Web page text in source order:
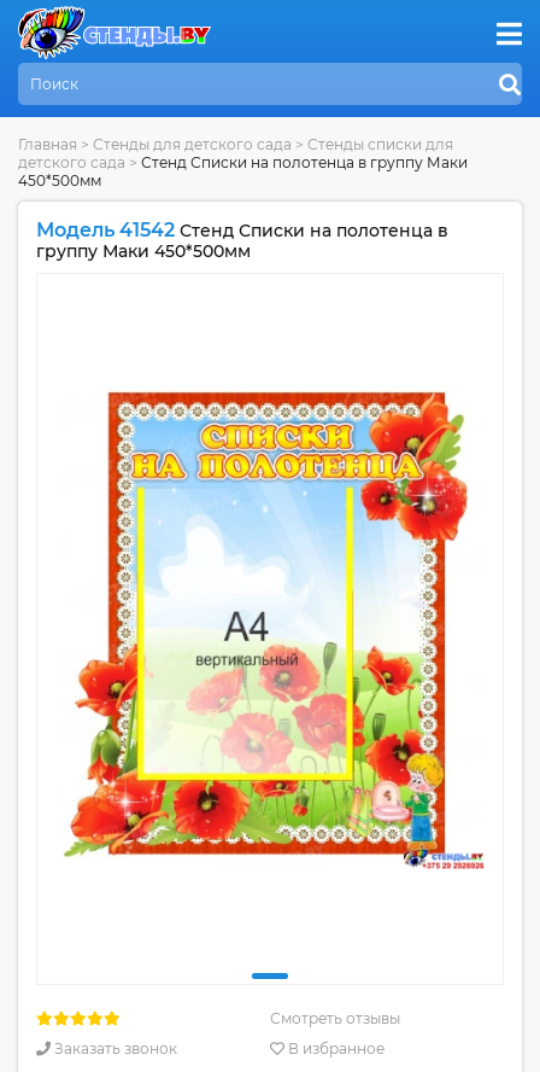
Главная > Стенды для детского сада > Стенды списки для
детского сада > Стенд Списки на полотенца в группу Маки
450*500мм
Модель 41542 Стенд Списки на полотенца в
группу Маки 450*500мм
Смотреть отзывы
Заказать звонок
В избранное